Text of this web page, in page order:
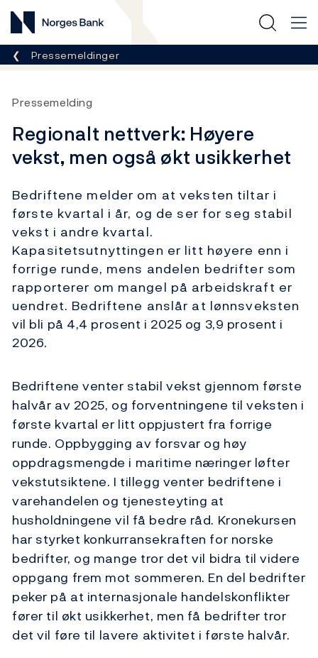
Norges Bank
Her er du nå:
Pressemeldinger
Pressemelding
Regionalt nettverk: Høyere
vekst, men også økt usikkerhet
Bedriftene melder om at veksten tiltar i
første kvartal i år, og de ser for seg stabil
vekst i andre kvartal.
Kapasitetsutnyttingen er litt høyere enn i
forrige runde, mens andelen bedrifter som
rapporterer om mangel på arbeidskraft er
uendret. Bedriftene anslår at lønnsveksten
vil bli på 4,4 prosent i 2025 og 3,9 prosent i
2026.
Bedriftene venter stabil vekst gjennom første
halvår av 2025, og forventningene til veksten i
første kvartal er litt oppjustert fra forrige
runde. Oppbygging av forsvar og høy
oppdragsmengde i maritime næringer løfter
vekstutsiktene. I tillegg venter bedriftene i
varehandelen og tjenesteyting at
husholdningene vil få bedre råd. Kronekursen
har styrket konkurransekraften for norske
bedrifter, og mange tror det vil bidra til videre
oppgang frem mot sommeren. En del bedrifter
peker på at internasjonale handelskonflikter
fører til økt usikkerhet, men få bedrifter tror
det vil føre til lavere aktivitet i første halvår.